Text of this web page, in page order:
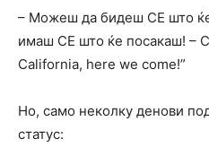
– Можеш да бидеш СЕ што
имаш СЕ што ќе посакаш! –
California, here we come!”
Но, само неколку денови
статус: